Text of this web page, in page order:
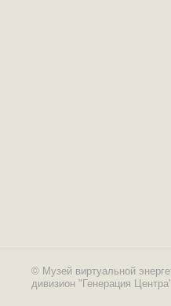
© Музей виртуальной
дивизион "Генерация